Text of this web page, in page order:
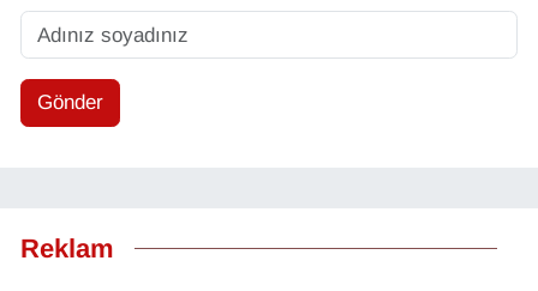
Gönder
Reklam